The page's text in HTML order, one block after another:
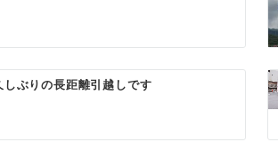
しぶりの長距離引越しです